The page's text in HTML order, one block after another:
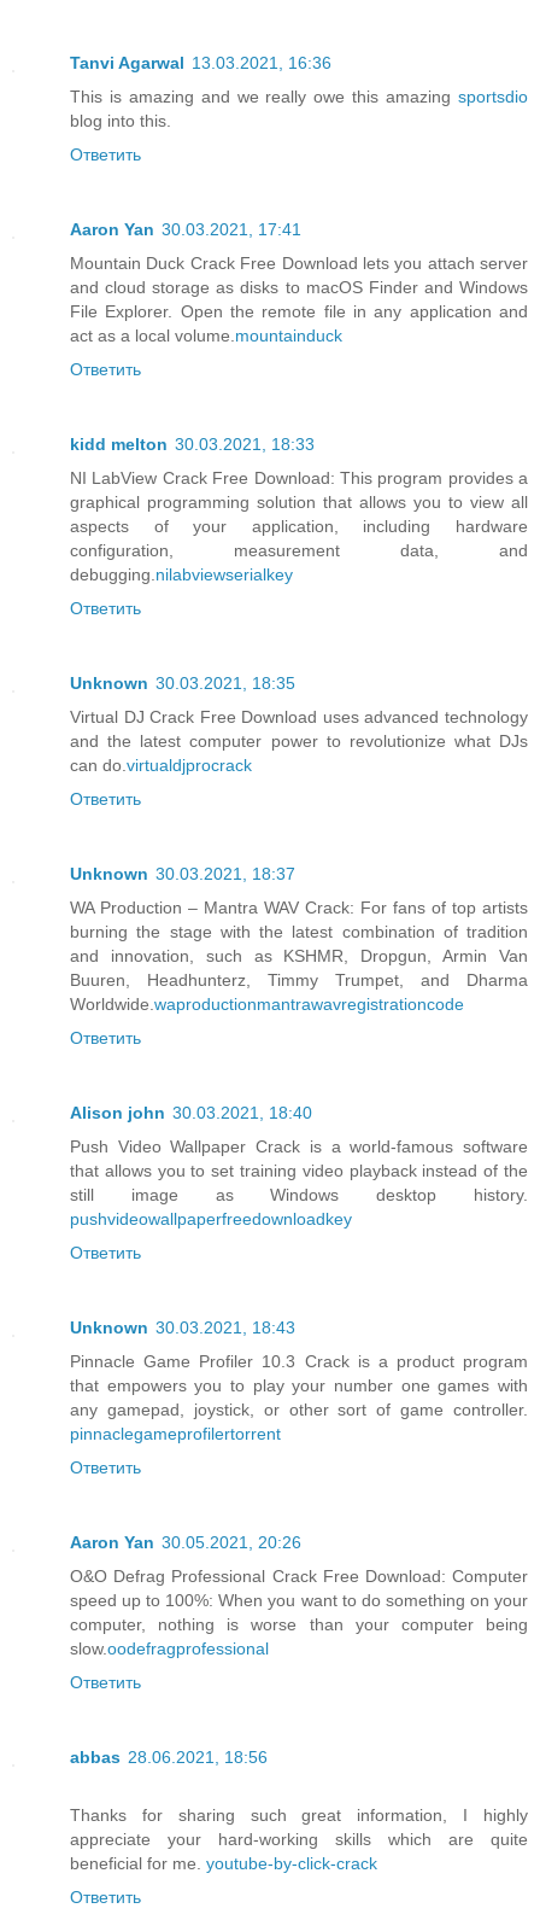
Tanvi Agarwal 13.03.2021, 16:36
This is amazing and we really owe this amazing sportsdio
blog into this.
Ответить
Aaron Yan 30.03.2021, 17:41
Mountain Duck Crack Free Download lets you attach server
and cloud storage as disks to macOS Finder and Windows
File Explorer. Open the remote file in any application and
act as a local volume. mountainduck
Ответить
kidd melton 30.03.2021, 18:33
NI LabView Crack Free Download: This program provides a
graphical programming solution that allows you to view all
aspects of your application, including hardware
configuration, measurement data, and
debugging. nilabviewserialkey
Ответить
Unknown 30.03.2021, 18:35
Virtual DJ Crack Free Download uses advanced technology
and the latest computer power to revolutionize what DJs
can do. virtualdjprocrack
Ответить
Unknown 30.03.2021, 18:37
WA Production – Mantra WAV Crack: For fans of top artists
burning the stage with the latest combination of tradition
and innovation, such as KSHMR, Dropgun, Armin Van
Buuren, Headhunterz, Timmy Trumpet, and Dharma
Worldwide. waproductionmantrawavregistrationcode
Ответить
Alison john 30.03.2021, 18:40
Push Video Wallpaper Crack is a world-famous software
that allows you to set training video playback instead of the
still image as Windows desktop history.
pushvideowallpaperfreedownloadkey
Ответить
Unknown 30.03.2021, 18:43
Pinnacle Game Profiler 10.3 Crack is a product program
that empowers you to play your number one games with
any gamepad, joystick, or other sort of game controller.
pinnaclegameprofilertorrent
Ответить
Aaron Yan 30.05.2021, 20:26
O&O Defrag Professional Crack Free Download: Computer
speed up to 100%: When you want to do something on your
computer, nothing is worse than your computer being
slow.oodefragprofessional
Ответить
abbas 28.06.2021, 18:56
Thanks for sharing such great information, I highly
appreciate your hard-working skills which are quite
beneficial for me. youtube-by-click-crack
Ответить